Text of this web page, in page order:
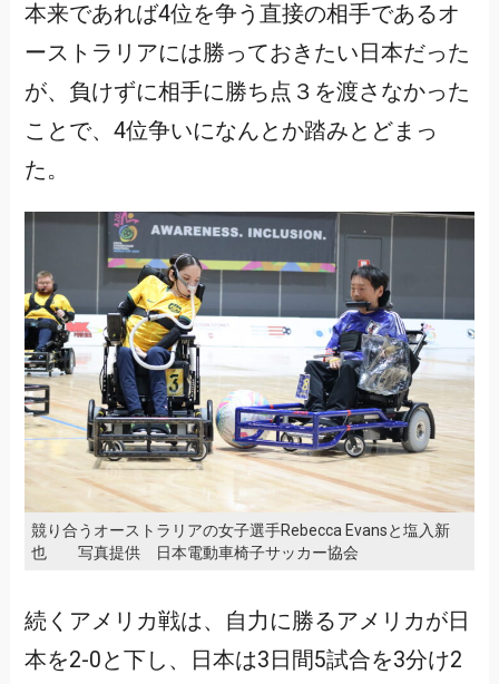
本来であれば4位を争う直接の相手であるオ
ーストラリアには勝っておきたい日本だった
が、負けずに相手に勝ち点３を渡さなかった
ことで、4位争いになんとか踏みとどまっ
た。
競り合うオーストラリアの女子選手Rebecca Evansと塩入新
也 写真提供 日本電動車椅子サッカー協会
続くアメリカ戦は、自力に勝るアメリカが日
本を2-0と下し、日本は3日間5試合を3分け2